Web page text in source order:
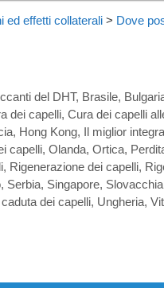
ed effetti collaterali > Dove
del DHT, Brasile,
dei capelli, Cura dei capelli
, Hong Kong, Il miglior
capelli, Olanda, Ortica,
, Rigenerazione dei capelli,
, Serbia, Singapore, Slovacchia
dei capelli, Ungheria,